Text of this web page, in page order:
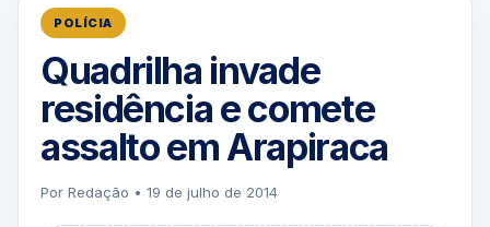
POLÍCIA
Quadrilha invade
residência e comete
assalto em Arapiraca
Por Redação • 19 de julho de 2014